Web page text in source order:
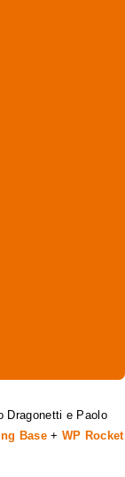
Dragonetti e Paolo
Base+ WP Rocket